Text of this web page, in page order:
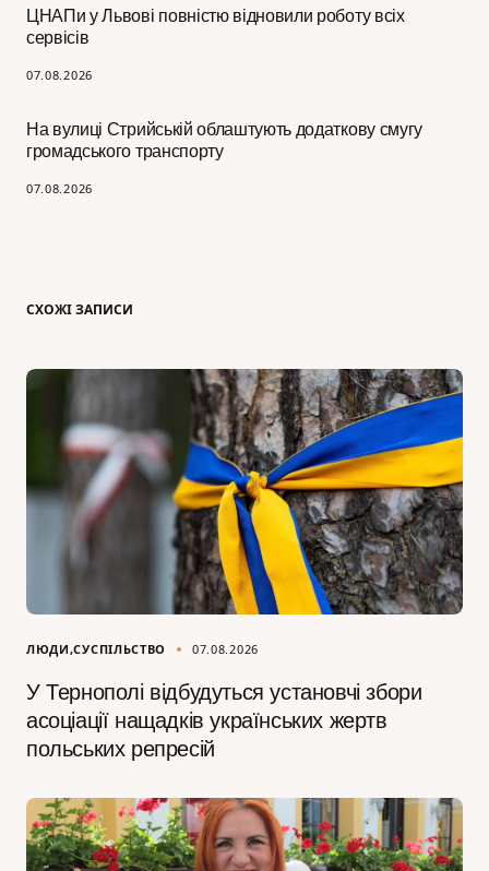
ЦНАПи у Львові повністю відновили роботу всіх
сервісів
07.08.2026
На вулиці Стрийській облаштують додаткову смугу
громадського транспорту
07.08.2026
СХОЖІ ЗАПИСИ
ЛЮДИ СУСПІЛЬСТВО 07.08.2026
У Тернополі відбудуться установчі збори
асоціації нащадків українських жертв
польських репресій